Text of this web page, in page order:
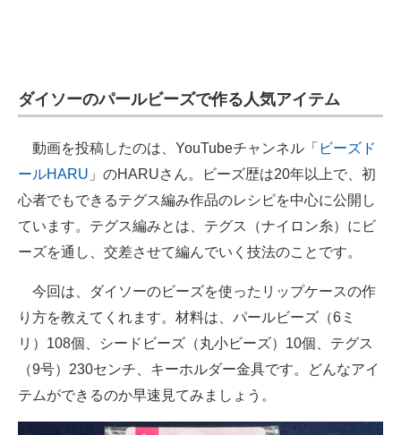
ダイソーのパールビーズで作る人気アイテム
動画を投稿したのは、YouTubeチャンネル「 ビーズド
ールHARU 」のHARUさん。ビーズ歴は20年以上で、初
心者でもできるテグス編み作品のレシピを中心に公開し
ています。テグス編みとは、テグス（ナイロン糸）にビ
ーズを通し、交差させて編んでいく技法のことです。
今回は、ダイソーのビーズを使ったリップケースの作
り方を教えてくれます。材料は、パールビーズ（6ミ
リ）108個、シードビーズ（丸小ビーズ）10個、テグス
（9号）230センチ、キーホルダー金具です。どんなアイ
テムができるのか早速見てみましょう。